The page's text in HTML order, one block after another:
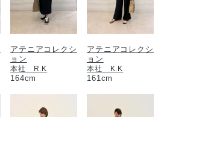
アテニアコレクシ
ョン
本社 R.K
164cm
アテニアコレクシ
ョン
本社 K.K
161cm